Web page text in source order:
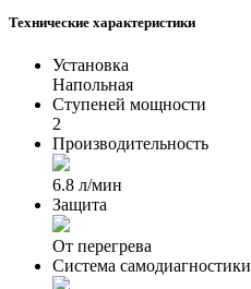
Технические характеристики
Установка
Напольная
Ступеней мощности
2
Производительность
6.8 л/мин
Защита
От перегрева
Система самодиагностики